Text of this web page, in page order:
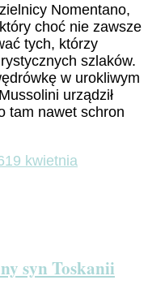
Nomentano,
choć nie zawsze
tych, którzy
szlaków.
w urokliwym
urządził
tam nawet schron
19 kwietnia
syn Toskanii